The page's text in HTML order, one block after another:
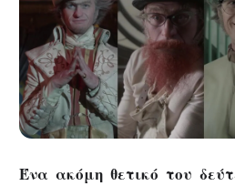
Ένα ακόμη θετικό του